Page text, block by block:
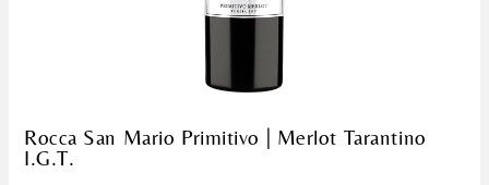
Rocca San Mario Primitivo | Merlot Tarantino
I.G.T.